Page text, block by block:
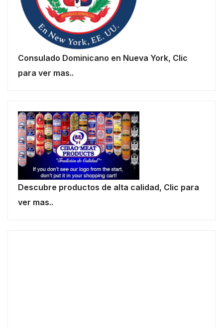
Consulado Dominicano en Nueva York, Clic
para ver mas..
Descubre productos de alta calidad, Clic para
ver mas..